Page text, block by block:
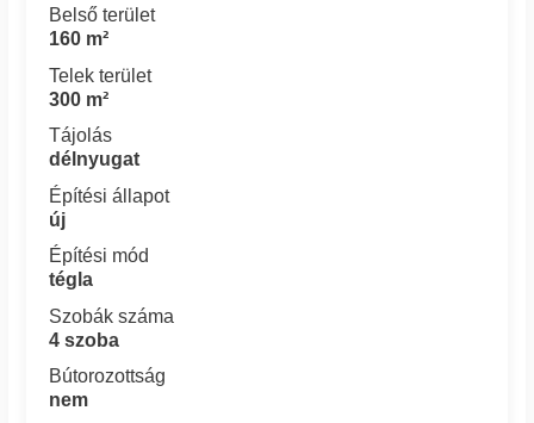
Belső terület
160 m²
Telek terület
300 m²
Tájolás
délnyugat
Építési állapot
új
Építési mód
tégla
Szobák száma
4 szoba
Bútorozottság
nem